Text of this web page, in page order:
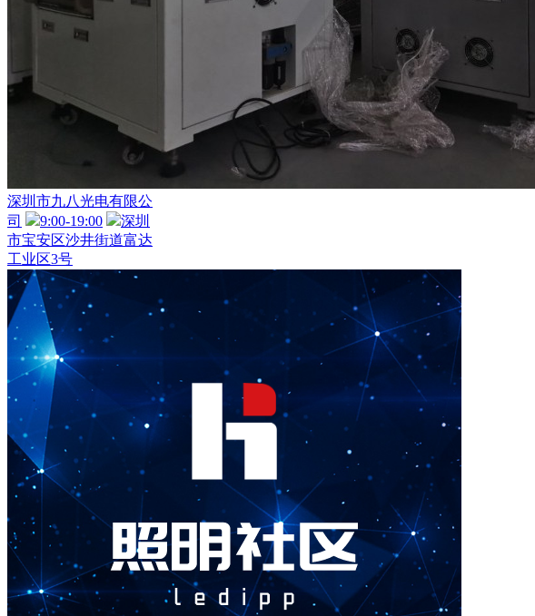
深圳市九八光电有限公
司
9:00-19:00
深圳
市宝安区沙井街道富达
工业区3号